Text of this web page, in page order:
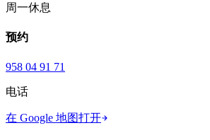
周一休息
预约
958 04 91 71
电话
在 Google 地图打开